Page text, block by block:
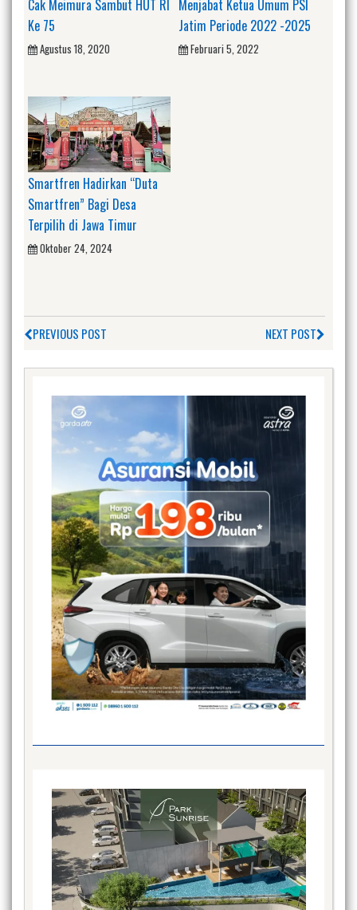
Cak Meimura Sambut HUT RI
Ke 75
Agustus 18, 2020
Menjabat Ketua Umum PSI
Jatim Periode 2022 -2025
Februari 5, 2022
Smartfren Hadirkan “Duta
Smartfren” Bagi Desa
Terpilih di Jawa Timur
Oktober 24, 2024
PREVIOUS POST NEXT POST